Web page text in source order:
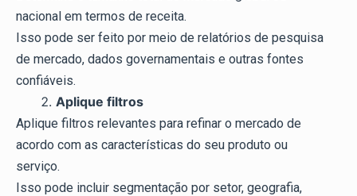
nacional em termos de receita.
Isso pode ser feito por meio de relatórios de pesquisa
de mercado, dados governamentais e outras fontes
confiáveis.
Aplique filtros
Aplique filtros relevantes para refinar o mercado de
acordo com as características do seu produto ou
serviço.
Isso pode incluir segmentação por setor, geografia,